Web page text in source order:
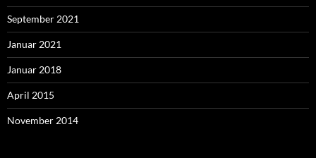
September 2021
Januar 2021
Januar 2018
April 2015
November 2014